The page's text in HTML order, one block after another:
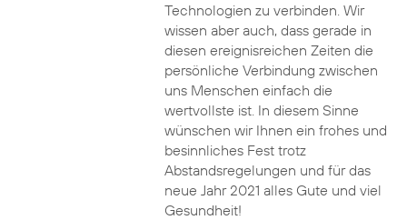
Technologien zu verbinden. Wir
wissen aber auch, dass gerade in
diesen ereignisreichen Zeiten die
persönliche Verbindung zwischen
uns Menschen einfach die
wertvollste ist. In diesem Sinne
wünschen wir Ihnen ein frohes und
besinnliches Fest trotz
Abstandsregelungen und für das
neue Jahr 2021 alles Gute und viel
Gesundheit!